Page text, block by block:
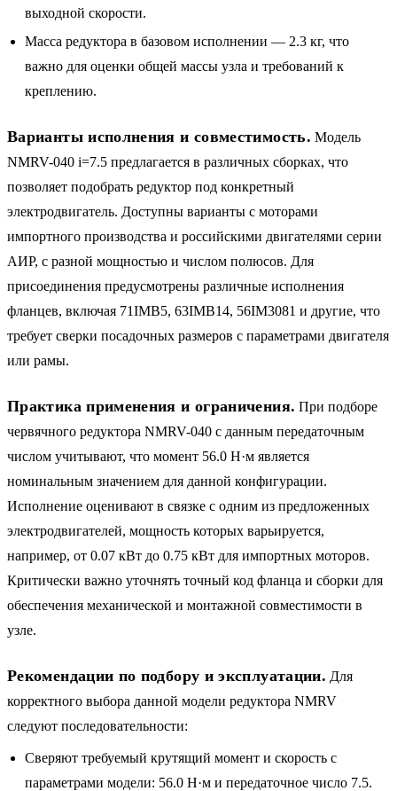
выходной скорости.
Масса редуктора в базовом исполнении — 2.3 кг, что
важно для оценки общей массы узла и требований к
креплению.
Варианты исполнения и совместимость. Модель
NMRV-040 i=7.5 предлагается в различных сборках, что
позволяет подобрать редуктор под конкретный
электродвигатель. Доступны варианты с моторами
импортного производства и российскими двигателями серии
АИР, с разной мощностью и числом полюсов. Для
присоединения предусмотрены различные исполнения
фланцев, включая 71IMB5, 63IMB14, 56IM3081 и другие, что
требует сверки посадочных размеров с параметрами двигателя
или рамы.
Практика применения и ограничения. При подборе
червячного редуктора NMRV-040 с данным передаточным
числом учитывают, что момент 56.0 Н·м является
номинальным значением для данной конфигурации.
Исполнение оценивают в связке с одним из предложенных
электродвигателей, мощность которых варьируется,
например, от 0.07 кВт до 0.75 кВт для импортных моторов.
Критически важно уточнять точный код фланца и сборки для
обеспечения механической и монтажной совместимости в
узле.
Рекомендации по подбору и эксплуатации. Для
корректного выбора данной модели редуктора NMRV
следуют последовательности:
Сверяют требуемый крутящий момент и скорость с
параметрами модели: 56.0 Н·м и передаточное число 7.5.